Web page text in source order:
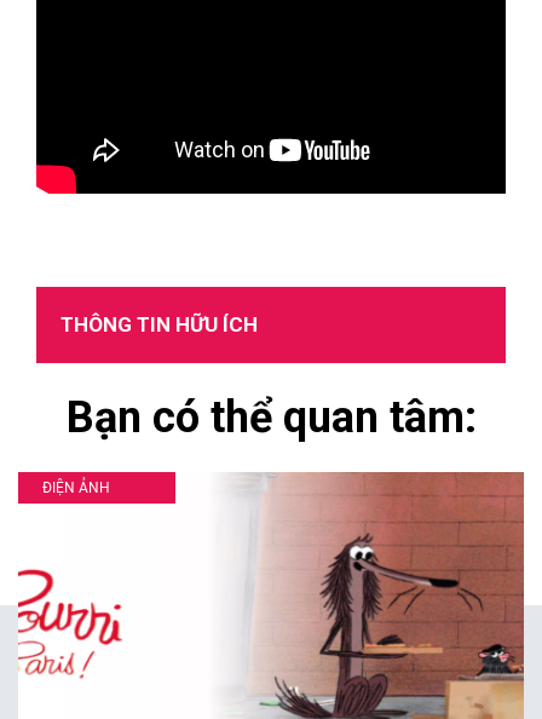
THÔNG TIN HỮU ÍCH
Bạn có thể quan tâm:
ĐIỆN ẢNH